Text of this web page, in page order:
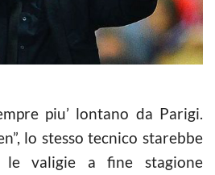
piu’ lontano da Parigi.
lo stesso tecnico starebbe
le valigie a fine stagione